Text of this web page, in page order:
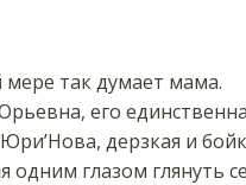
мере так думает мама.
его
дерзкая и
одним глазом